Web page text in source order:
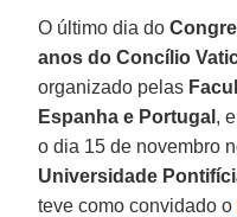
O último dia do
anos do Concílio
organizado pelas
Espanha e Portugal ,
o dia 15 de novembro
Universidade
teve como convidado o